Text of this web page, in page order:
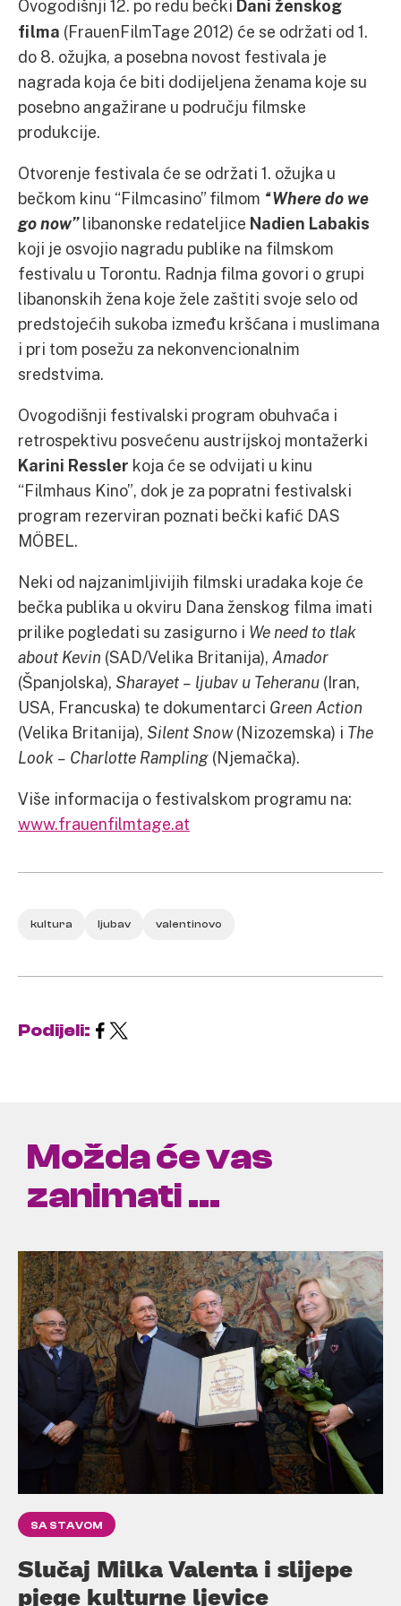
Ovogodišnji 12. po redu bečki Dani ženskog
filma (FrauenFilmTage 2012) će se održati od 1.
do 8. ožujka, a posebna novost festivala je
nagrada koja će biti dodijeljena ženama koje su
posebno angažirane u području filmske
produkcije.
Otvorenje festivala će se održati 1. ožujka u
bečkom kinu “Filmcasino” filmom “Where do we
go now”libanonske redateljice Nadien Labakis
koji je osvojio nagradu publike na filmskom
festivalu u Torontu. Radnja filma govori o grupi
libanonskih žena koje žele zaštiti svoje selo od
predstojećih sukoba između kršćana i muslimana
i pri tom posežu za nekonvencionalnim
sredstvima.
Ovogodišnji festivalski program obuhvaća i
retrospektivu posvećenu austrijskoj montažerki
Karini Ressler koja će se odvijati u kinu
“Filmhaus Kino”, dok je za popratni festivalski
program rezerviran poznati bečki kafić DAS
MÖBEL.
Neki od najzanimljivijih filmski uradaka koje će
bečka publika u okviru Dana ženskog filma imati
prilike pogledati su zasigurno i We need to tlak
about Kevin (SAD/Velika Britanija), Amador
(Španjolska), Sharayet – ljubav u Teheranu (Iran,
USA, Francuska) te dokumentarci Green Action
(Velika Britanija), Silent Snow(Nizozemska) i The
Look – Charlotte Rampling (Njemačka).
Više informacija o festivalskom programu na:
www.frauenfilmtage.at
kultura ljubav valentinovo
Podijeli:
Možda će vas
zanimati ...
SA STAVOM
Slučaj Milka Valenta i slijepe
pjege kulturne ljevice